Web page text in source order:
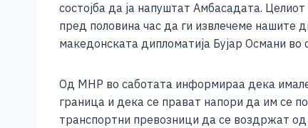
состојба да ја напуштат Амбасадата.
пред половина час да ги извлечеме нашите
македонската дипломатија Бујар Османи во
Од МНР во саботата информираа дека имале
граница и дека се прават напори да им се
транспортни превозници да се воздржат